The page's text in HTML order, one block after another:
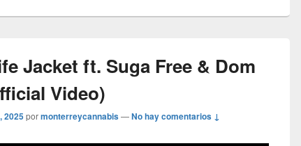
Jacket ft. Suga Free & Dom
Video)
2025pormonterreycannabis—No hay comentarios ↓